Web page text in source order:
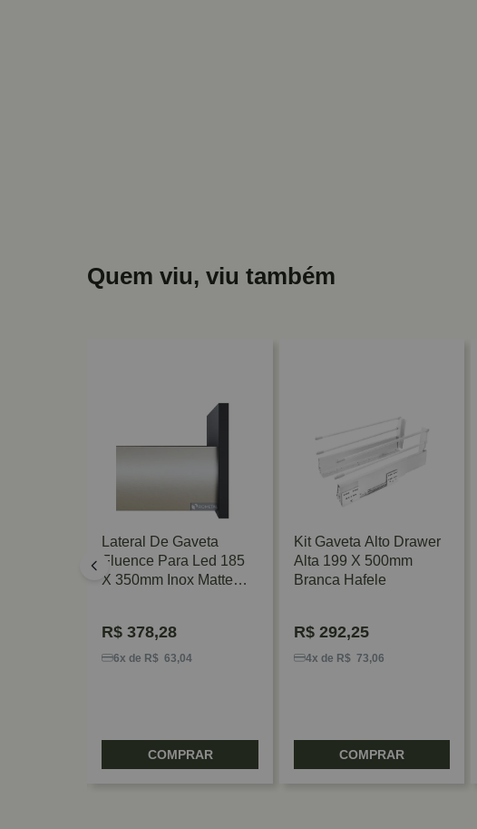
Quem viu, viu também
Lateral De Gaveta
Fluence Para Led 185
X 350mm Inox Matte
R$ 378,28
6x de R$ 63,04
COMPRAR
Kit Gaveta Alto Drawer
Alta 199 X 500mm
Branca Hafele
R$292,25
4x de R$ 73,06
COMPRAR